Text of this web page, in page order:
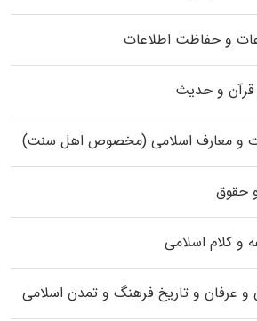
و حفاظت اطلاعات
قرآن و حدیث
و معارف اسلامی (مخصوص اهل سنت)
حقوق
و کلام اسلامی
و عرفان و تاریخ فرهنگ و تمدن اسلامی